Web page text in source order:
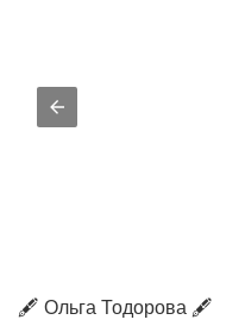
🖋️ Ольга Тодорова 🖋️